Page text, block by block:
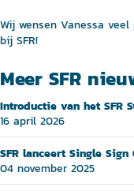
Wij wensen Vanessa
bij SFR!
Meer SFR
Introductie van het SFR
16 april 2026
SFR lanceert Single
04 november 2025